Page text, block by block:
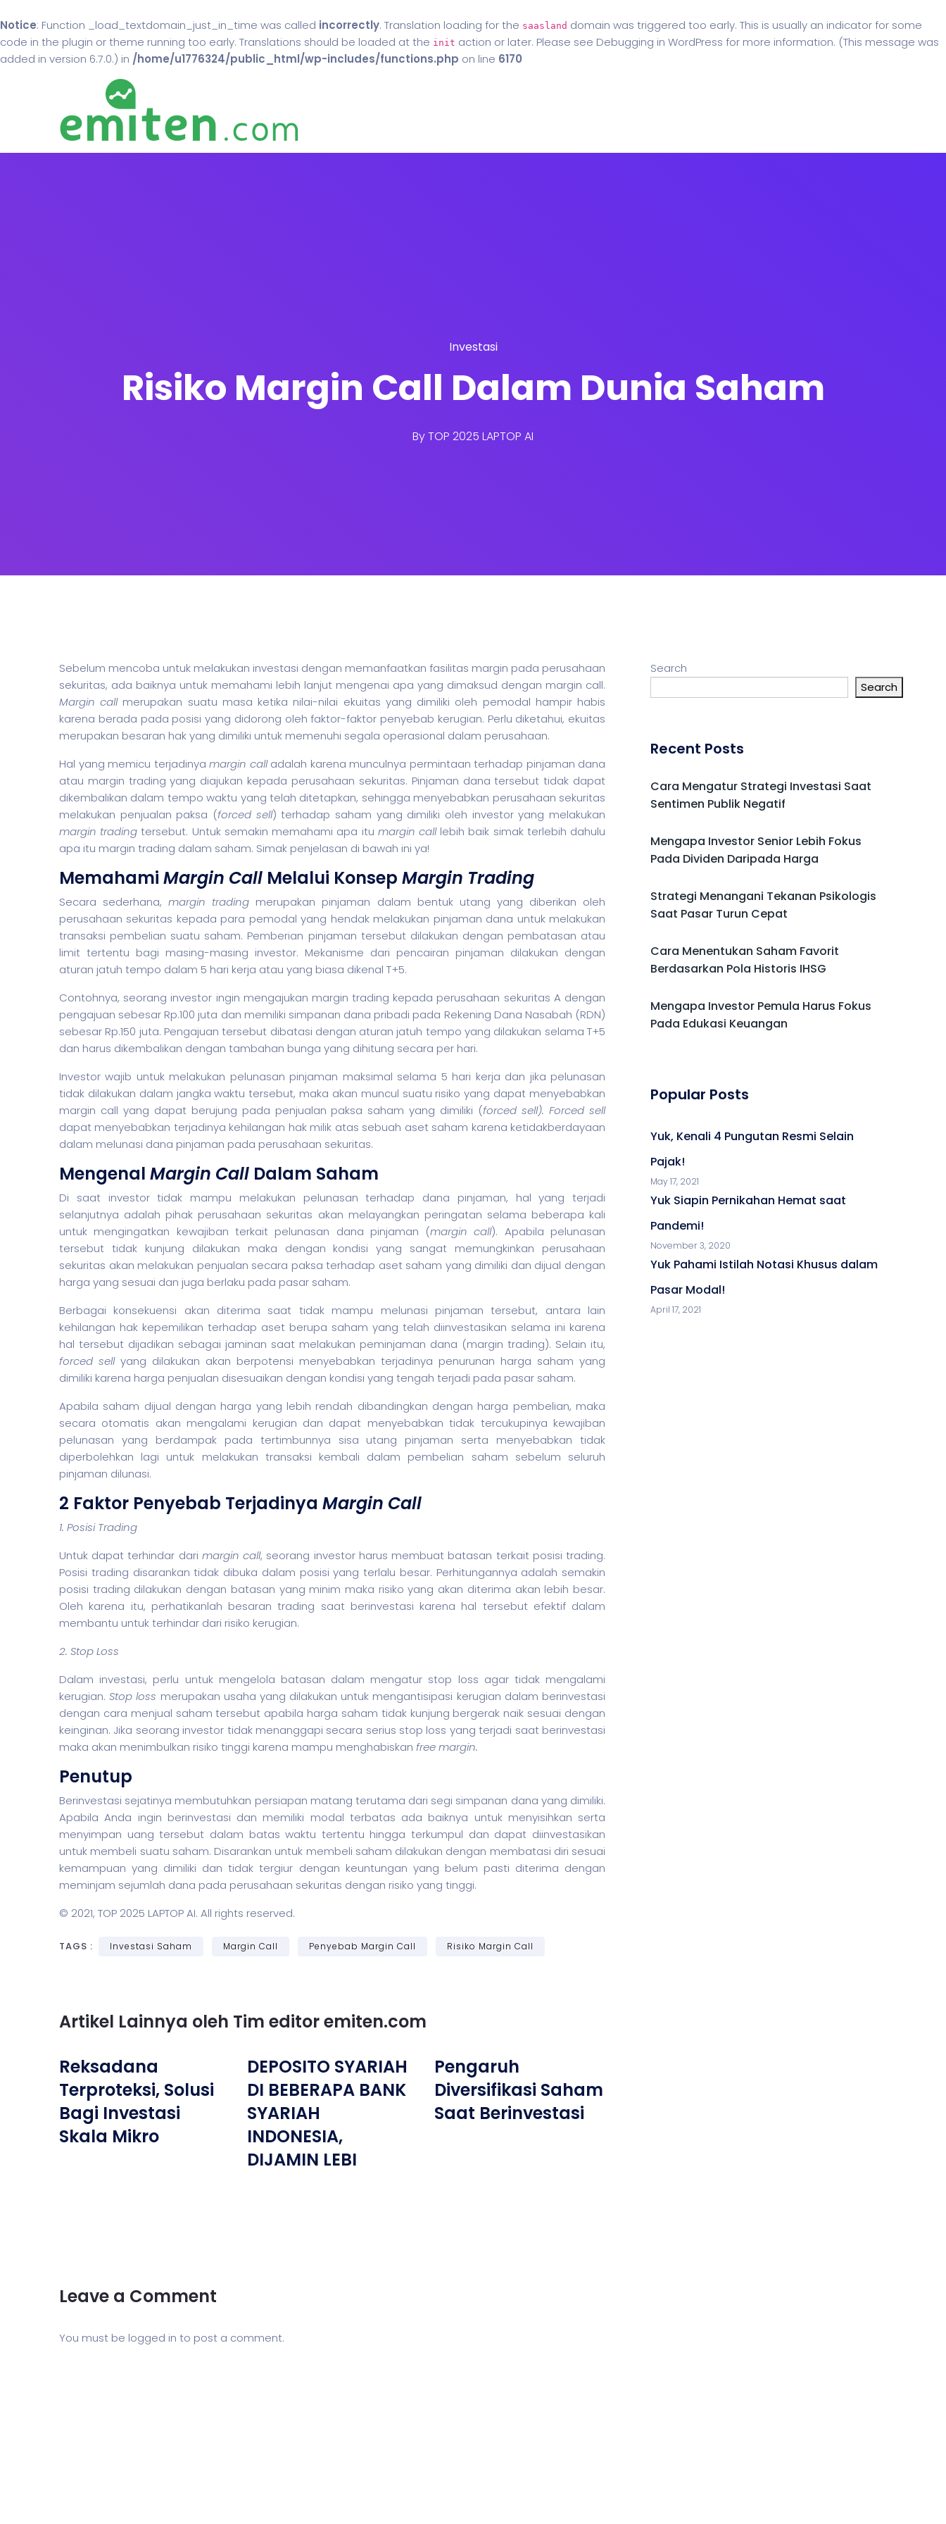
Notice: Function _load_textdomain_just_in_time was called incorrectly. Translation loading for the saasland domain was triggered too early. This is usually an indicator for some
code in the plugin or theme running too early. Translations should be loaded at the init action or later. Please see Debugging in WordPress for more information. (This message was
added in version 6.7.0.) in /home/u1776324/public_html/wp-includes/functions.php on line 6170
Investasi
Risiko Margin Call Dalam Dunia Saham
ByTOP 2025 LAPTOP AI
Sebelum mencoba untuk melakukan investasi dengan memanfaatkan fasilitas margin pada perusahaan
sekuritas, ada baiknya untuk memahami lebih lanjut mengenai apa yang dimaksud dengan margin call.
Margin callmerupakan suatu masa ketika nilai-nilai ekuitas yang dimiliki oleh pemodal hampir habis
karena berada pada posisi yang didorong oleh faktor-faktor penyebab kerugian. Perlu diketahui, ekuitas
merupakan besaran hak yang dimiliki untuk memenuhi segala operasional dalam perusahaan.
Hal yang memicu terjadinya margin calladalah karena munculnya permintaan terhadap pinjaman dana
atau margin trading yang diajukan kepada perusahaan sekuritas. Pinjaman dana tersebut tidak dapat
dikembalikan dalam tempo waktu yang telah ditetapkan, sehingga menyebabkan perusahaan sekuritas
melakukan penjualan paksa (forced sell) terhadap saham yang dimiliki oleh investor yang melakukan
margin trading tersebut. Untuk semakin memahami apa itu margin calllebih baik simak terlebih dahulu
apa itu margin trading dalam saham. Simak penjelasan di bawah ini ya!
Memahami Margin Call Melalui Konsep Margin Trading
Secara sederhana,margin trading merupakan pinjaman dalam bentuk utang yang diberikan oleh
perusahaan sekuritas kepada para pemodal yang hendak melakukan pinjaman dana untuk melakukan
transaksi pembelian suatu saham. Pemberian pinjaman tersebut dilakukan dengan pembatasan atau
limit tertentu bagi masing-masing investor. Mekanisme dari pencairan pinjaman dilakukan dengan
aturan jatuh tempo dalam 5 hari kerja atau yang biasa dikenal T+5.
Contohnya, seorang investor ingin mengajukan margin trading kepada perusahaan sekuritas A dengan
pengajuan sebesar Rp.100 juta dan memiliki simpanan dana pribadi pada Rekening Dana Nasabah (RDN)
sebesar Rp.150 juta. Pengajuan tersebut dibatasi dengan aturan jatuh tempo yang dilakukan selama T+5
dan harus dikembalikan dengan tambahan bunga yang dihitung secara per hari.
Investor wajib untuk melakukan pelunasan pinjaman maksimal selama 5 hari kerja dan jika pelunasan
tidak dilakukan dalam jangka waktu tersebut, maka akan muncul suatu risiko yang dapat menyebabkan
margin call yang dapat berujung pada penjualan paksa saham yang dimiliki (forced sell). Forced sell
dapat menyebabkan terjadinya kehilangan hak milik atas sebuah aset saham karena ketidakberdayaan
dalam melunasi dana pinjaman pada perusahaan sekuritas.
Mengenal Margin Call Dalam Saham
Di saat investor tidak mampu melakukan pelunasan terhadap dana pinjaman, hal yang terjadi
selanjutnya adalah pihak perusahaan sekuritas akan melayangkan peringatan selama beberapa kali
untuk mengingatkan kewajiban terkait pelunasan dana pinjaman (margin call). Apabila pelunasan
tersebut tidak kunjung dilakukan maka dengan kondisi yang sangat memungkinkan perusahaan
sekuritas akan melakukan penjualan secara paksa terhadap aset saham yang dimiliki dan dijual dengan
harga yang sesuai dan juga berlaku pada pasar saham.
Berbagai konsekuensi akan diterima saat tidak mampu melunasi pinjaman tersebut, antara lain
kehilangan hak kepemilikan terhadap aset berupa saham yang telah diinvestasikan selama ini karena
hal tersebut dijadikan sebagai jaminan saat melakukan peminjaman dana (margin trading). Selain itu,
forced sellyang dilakukan akan berpotensi menyebabkan terjadinya penurunan harga saham yang
dimiliki karena harga penjualan disesuaikan dengan kondisi yang tengah terjadi pada pasar saham.
Apabila saham dijual dengan harga yang lebih rendah dibandingkan dengan harga pembelian, maka
secara otomatis akan mengalami kerugian dan dapat menyebabkan tidak tercukupinya kewajiban
pelunasan yang berdampak pada tertimbunnya sisa utang pinjaman serta menyebabkan tidak
diperbolehkan lagi untuk melakukan transaksi kembali dalam pembelian saham sebelum seluruh
pinjaman dilunasi.
2 Faktor Penyebab Terjadinya Margin Call
1. Posisi Trading
Untuk dapat terhindar dari margin call, seorang investor harus membuat batasan terkait posisi trading.
Posisi trading disarankan tidak dibuka dalam posisi yang terlalu besar. Perhitungannya adalah semakin
posisi trading dilakukan dengan batasan yang minim maka risiko yang akan diterima akan lebih besar.
Oleh karena itu, perhatikanlah besaran trading saat berinvestasi karena hal tersebut efektif dalam
membantu untuk terhindar dari risiko kerugian.
2. Stop Loss
Dalam investasi, perlu untuk mengelola batasan dalam mengatur stop loss agar tidak mengalami
kerugian.Stop loss merupakan usaha yang dilakukan untuk mengantisipasi kerugian dalam berinvestasi
dengan cara menjual saham tersebut apabila harga saham tidak kunjung bergerak naik sesuai dengan
keinginan. Jika seorang investor tidak menanggapi secara serius stop loss yang terjadi saat berinvestasi
maka akan menimbulkan risiko tinggi karena mampu menghabiskan free margin.
Penutup
Berinvestasi sejatinya membutuhkan persiapan matang terutama dari segi simpanan dana yang dimiliki.
Apabila Anda ingin berinvestasi dan memiliki modal terbatas ada baiknya untuk menyisihkan serta
menyimpan uang tersebut dalam batas waktu tertentu hingga terkumpul dan dapat diinvestasikan
untuk membeli suatu saham. Disarankan untuk membeli saham dilakukan dengan membatasi diri sesuai
kemampuan yang dimiliki dan tidak tergiur dengan keuntungan yang belum pasti diterima dengan
meminjam sejumlah dana pada perusahaan sekuritas dengan risiko yang tinggi.
© 2021, TOP 2025 LAPTOP AI. All rights reserved.
TAGS : Investasi Saham Margin Call Penyebab Margin Call Risiko Margin Call
Artikel Lainnya oleh Tim editor emiten.com
Reksadana
Terproteksi, Solusi
Bagi Investasi
Skala Mikro
DEPOSITO SYARIAH
DI BEBERAPA BANK
SYARIAH
INDONESIA,
DIJAMIN LEBI
Pengaruh
Diversifikasi Saham
Saat Berinvestasi
Leave a Comment
You must be logged in to post a comment.
Search
Search
Recent Posts
Cara Mengatur Strategi Investasi Saat
Sentimen Publik Negatif
Mengapa Investor Senior Lebih Fokus
Pada Dividen Daripada Harga
Strategi Menangani Tekanan Psikologis
Saat Pasar Turun Cepat
Cara Menentukan Saham Favorit
Berdasarkan Pola Historis IHSG
Mengapa Investor Pemula Harus Fokus
Pada Edukasi Keuangan
Popular Posts
Yuk, Kenali 4 Pungutan Resmi Selain
Pajak!
May 17, 2021
Yuk Siapin Pernikahan Hemat saat
Pandemi!
November 3, 2020
Yuk Pahami Istilah Notasi Khusus dalam
Pasar Modal!
April 17, 2021